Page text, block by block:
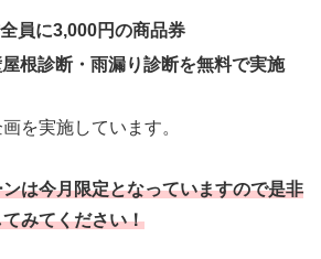
員に3,000円の商品券
根診断・雨漏り診断を無料で実施
を実施しています。
は今月限定となっていますので是非
みてください！